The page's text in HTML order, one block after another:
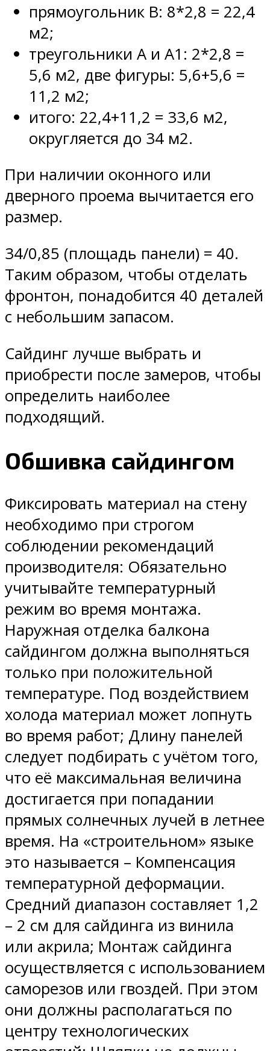
прямоугольник В: 8*2,8 = 22,4
м2;
треугольники А и А1: 2*2,8 =
5,6 м2, две фигуры: 5,6+5,6 =
11,2 м2;
итого: 22,4+11,2 = 33,6 м2,
округляется до 34 м2.
При наличии оконного или
дверного проема вычитается его
размер.
34/0,85 (площадь панели) = 40.
Таким образом, чтобы отделать
фронтон, понадобится 40 деталей
с небольшим запасом.
Сайдинг лучше выбрать и
приобрести после замеров, чтобы
определить наиболее
подходящий.
Обшивка сайдингом
Фиксировать материал на стену
необходимо при строгом
соблюдении рекомендаций
производителя: Обязательно
учитывайте температурный
режим во время монтажа.
Наружная отделка балкона
сайдингом должна выполняться
только при положительной
температуре. Под воздействием
холода материал может лопнуть
во время работ; Длину панелей
следует подбирать с учётом того,
что её максимальная величина
достигается при попадании
прямых солнечных лучей в летнее
время. На «строительном» языке
это называется – Компенсация
температурной деформации.
Средний диапазон составляет 1,2
– 2 см для сайдинга из винила
или акрила; Монтаж сайдинга
осуществляется с использованием
саморезов или гвоздей. При этом
они должны располагаться по
центру технологических